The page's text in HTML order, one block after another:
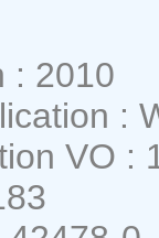
: 2010
:
VO :